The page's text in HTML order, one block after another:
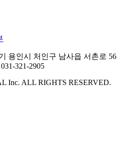
용인시 처인구 남사읍 서촌로 56
321-2905
Inc. ALL RIGHTS RESERVED.